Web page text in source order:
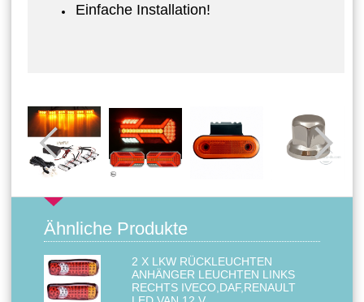
Einfache Installation!
Ähnliche Produkte
2 X LKW RÜCKLEUCHTEN
ANHÄNGER LEUCHTEN LINKS
RECHTS IVECO,DAF,RENAULT